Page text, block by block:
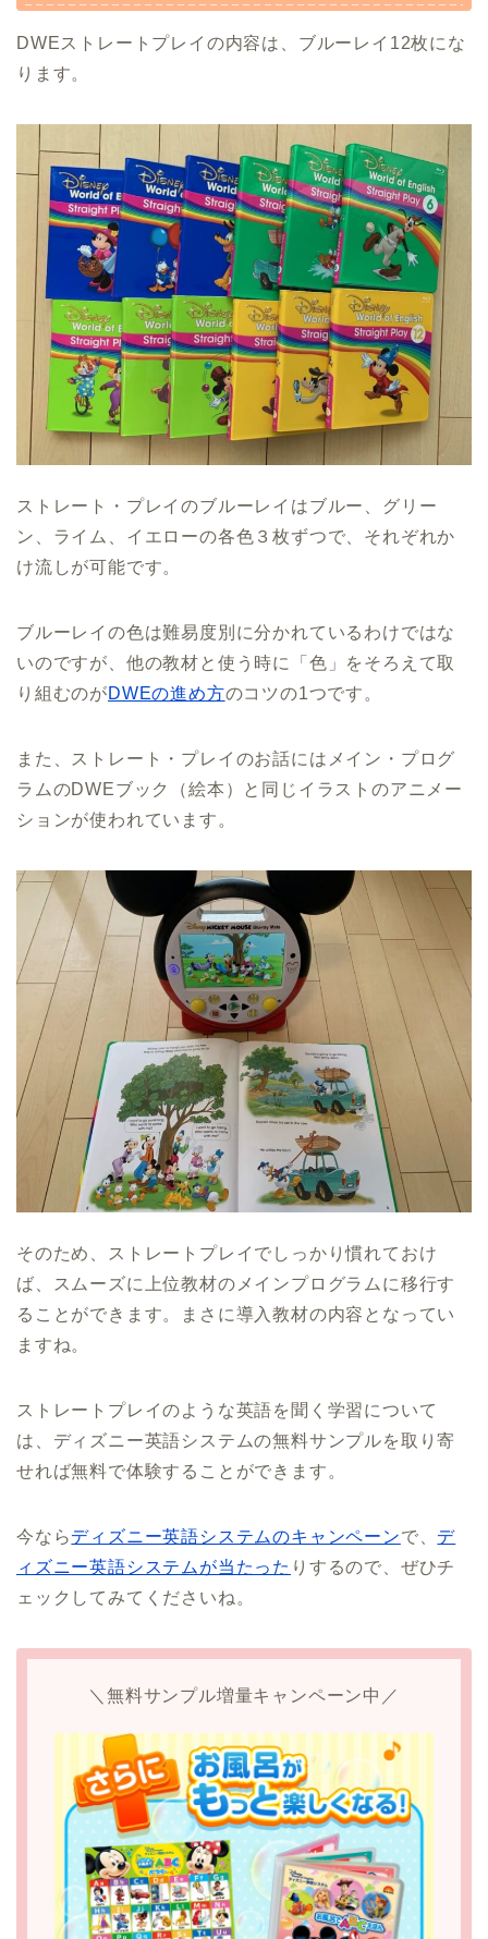
DWEストレートプレイの内容は、ブルーレイ12枚にな
ります。
ストレート・プレイのブルーレイはブルー、グリー
ン、ライム、イエローの各色３枚ずつで、それぞれか
け流しが可能です。
ブルーレイの色は難易度別に分かれているわけではな
いのですが、他の教材と使う時に「色」をそろえて取
り組むのがDWEの進め方のコツの1つです。
また、ストレート・プレイのお話にはメイン・プログ
ラムのDWEブック（絵本）と同じイラストのアニメー
ションが使われています。
そのため、ストレートプレイでしっかり慣れておけ
ば、スムーズに上位教材のメインプログラムに移行す
ることができます。まさに導入教材の内容となってい
ますね。
ストレートプレイのような英語を聞く学習について
は、ディズニー英語システムの無料サンプルを取り寄
せれば無料で体験することができます。
今ならディズニー英語システムのキャンペーンで、 デ
ィズニー英語システムが当たった りするので、ぜひチ
ェックしてみてくださいね。
＼無料サンプル増量キャンペーン中／